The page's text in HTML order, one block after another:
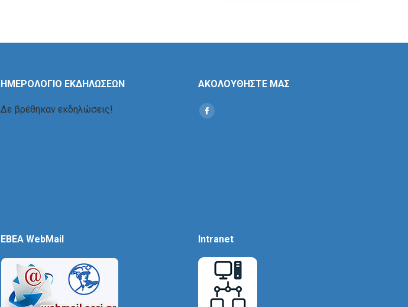
ΗΜΕΡΟΛΟΓΙΟ ΕΚΔΗΛΩΣΕΩΝ
Δε βρέθηκαν εκδηλώσεις!
ΑΚΟΛΟΥΘΗΣΤΕ ΜΑΣ
Find us on:
Social
EBEA WebMail Intranet